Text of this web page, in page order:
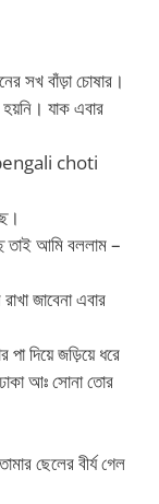
সখ বাঁড়া চোষার।
হয়নি। যাক এবার
bengali choti
তাই আমি বললাম –
জাবেনা এবার
দিয়ে জড়িয়ে ধরে
আঃ সোনা তোর
ছেলের বীর্য গেল